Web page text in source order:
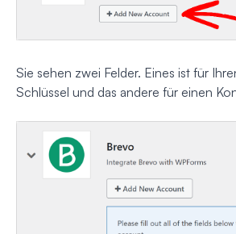
Sie sehen zwei Felder. Eines ist für
Schlüssel und das andere für einen